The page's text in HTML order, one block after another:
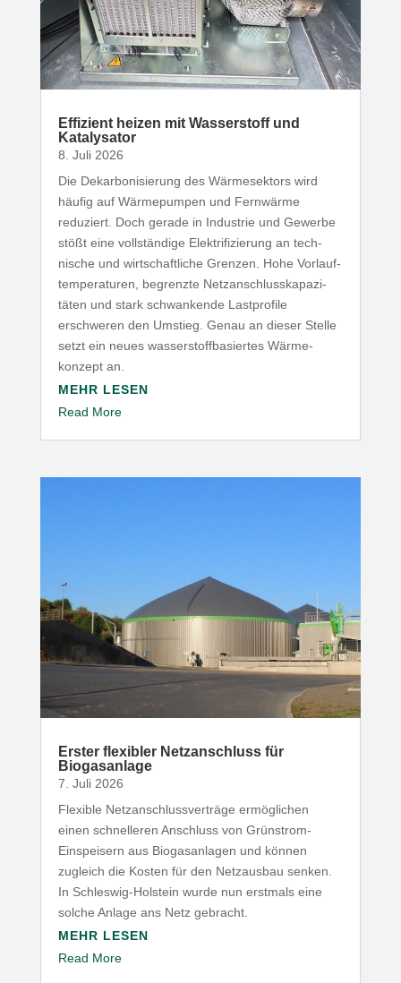
Effizient heizen mit Wasser­stoff und
Katalysator
8. Juli 2026
Die Dekar­bo­ni­sierung des Wärme­sektors wird
häufig auf Wärme­pumpen und Fernwärme
reduziert. Doch gerade in Industrie und Gewerbe
stößt eine voll­ständige Elek­tri­fi­zierung an tech­
nische und wirt­schaft­liche Grenzen. Hohe Vorlauf­
tem­pe­ra­turen, begrenzte Netz­an­schluss­ka­pa­zi­
täten und stark schwan­kende Last­profile
erschweren den Umstieg. Genau an dieser Stelle
setzt ein neues wasser­stoff­ba­siertes Wärme­
konzept an.
MEHR LESEN
Read More
Erster flexibler Netz­an­schluss für
Biogasanlage
7. Juli 2026
Flexible Netz­an­schluss­ver­träge ermög­lichen
einen schnel­leren Anschluss von Grünstrom-​
Einspeisern aus Biogas­an­lagen und können
zugleich die Kosten für den Netz­ausbau senken.
In Schleswig-​Holstein wurde nun erstmals eine
solche Anlage ans Netz gebracht.
MEHR LESEN
Read More